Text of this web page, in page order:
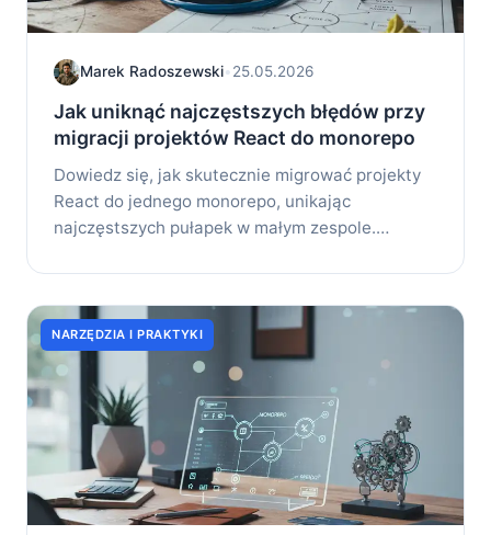
Marek Radoszewski•25.05.2026
Jak uniknąć najczęstszych błędów przy
migracji projektów React do monorepo
Dowiedz się, jak skutecznie migrować projekty
React do jednego monorepo, unikając
najczęstszych pułapek w małym zespole.
NARZĘDZIA I PRAKTYKI